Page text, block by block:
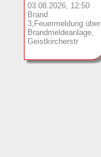
03.08.2026, 12:50
Brand
3,Feuermeldung über
Brandmeldeanlage,
Geistkircherstr